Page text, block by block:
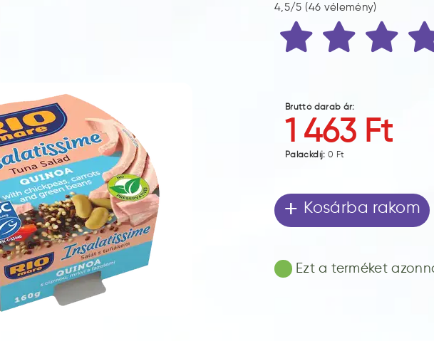
4,5/5 (46 vélemény)
Bruttó darab ár:
1 463 Ft
Palackdíj: 0 Ft
+ Kosárba rakom
Ezt a terméket